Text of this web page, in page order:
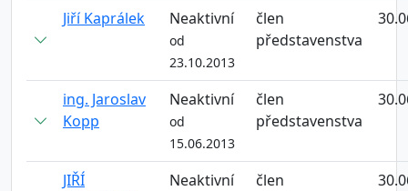
Jiří Kaprálek Neaktivní
od
23.10.2013
člen
představenstva
ing. Jaroslav
Kopp
Neaktivní
od
15.06.2013
člen
představenstva
JIŘÍ
Neaktivní
člen